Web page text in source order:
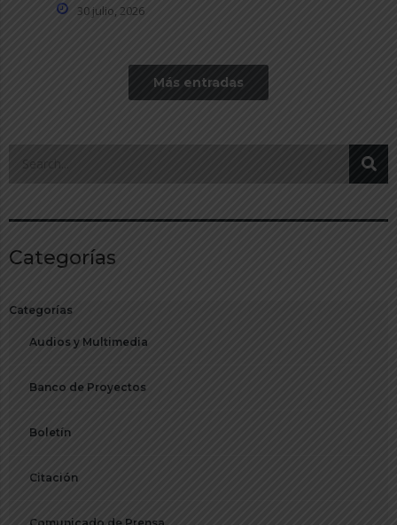
30 julio, 2026
Más entradas
Categorías
Categorías
Audios y Multimedia
Banco de Proyectos
Boletín
Citación